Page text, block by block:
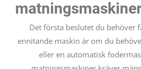
Det första beslutet du behöver
ennitande maskin är om du
eller en automatisk